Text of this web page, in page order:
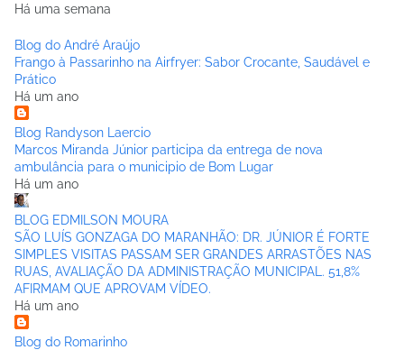
Há uma semana
Blog do André Araújo
Frango à Passarinho na Airfryer: Sabor Crocante, Saudável e
Prático
Há um ano
Blog Randyson Laercio
Marcos Miranda Júnior participa da entrega de nova
ambulância para o municipio de Bom Lugar
Há um ano
BLOG EDMILSON MOURA
SÃO LUÍS GONZAGA DO MARANHÃO: DR. JÚNIOR É FORTE
SIMPLES VISITAS PASSAM SER GRANDES ARRASTÕES NAS
RUAS, AVALIAÇÃO DA ADMINISTRAÇÃO MUNICIPAL. 51,8%
AFIRMAM QUE APROVAM VÍDEO.
Há um ano
Blog do Romarinho